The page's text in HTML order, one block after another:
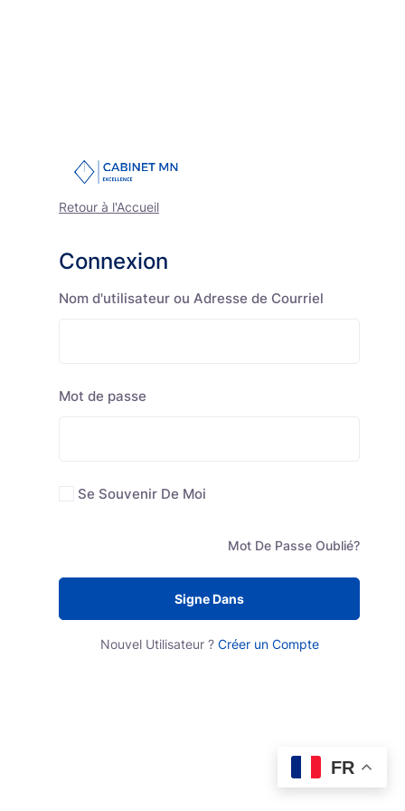
Retour à l'Accueil
Connexion
Nom d'utilisateur ou Adresse de Courriel
Mot de passe
Se Souvenir De Moi
Mot De Passe Oublié?
Signe Dans
Nouvel Utilisateur ? Créer un Compte
FR